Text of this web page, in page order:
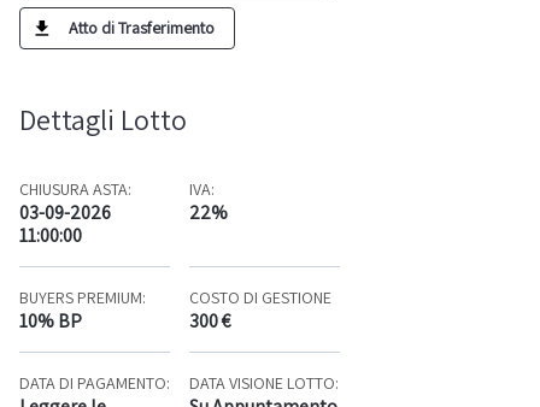
Atto di Trasferimento
Dettagli Lotto
CHIUSURA ASTA:
03-09-2026
11:00:00
IVA:
22%
BUYERS PREMIUM:
10% BP
COSTO DI GESTIONE
300 €
DATA DI PAGAMENTO: DATA VISIONE LOTTO: